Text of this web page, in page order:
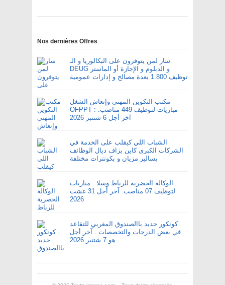
Nos dernières Offres
سار لمن يتوفرون على البكالوريا و الـ
DEUG و الدبلوم و الإجازة أو الماستر
توظيف 1.800 بعدة مصالح و إدارات عمومية
مكتب التكوين المهني وإنعاش الشغل
OFPPT : مباريات لتوظيف 449 مناصب.
آخر أجل 6 شتنبر 2026
الشباب اللي كيقلب على الخدمة في
الشركات الكبرى كاين بزاف ديال الوظائف
بسالير مزيان و بكونترات مختلفة
الوكالة الحضرية للرباط وسلا : مباريات
لتوظيف 07 مناصب. آخر أجل 31 غشت
2026
كونكور جديد باالصندوق المغربي للتقاعد
في بعض الدرجات والتخصصات . آخر أجل
هو 7 شتنبر 2026